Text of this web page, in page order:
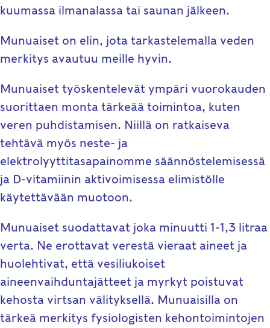
kuumassa ilmanalassa tai saunan jälkeen.
Munuaiset on elin, jota tarkastelemalla veden
merkitys avautuu meille hyvin.
Munuaiset työskentelevät ympäri vuorokauden
suorittaen monta tärkeää toimintoa, kuten
veren puhdistamisen. Niillä on ratkaiseva
tehtävä myös neste- ja
elektrolyyttitasapainomme säännöstelemisessä
ja D-vitamiinin aktivoimisessa elimistölle
käytettävään muotoon.
Munuaiset suodattavat joka minuutti 1-1,3 litraa
verta. Ne erottavat verestä vieraat aineet ja
huolehtivat, että vesiliukoiset
aineenvaihduntajätteet ja myrkyt poistuvat
kehosta virtsan välityksellä. Munuaisilla on
tärkeä merkitys fysiologisten kehontoimintojen